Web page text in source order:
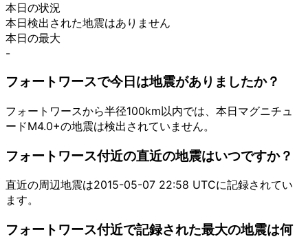
本日の状況
本日検出された地震はありません
本日の最大
-
フォートワースで今日は地震がありましたか？
フォートワースから半径100km以内では、本日マグニチュ
ードM4.0+の地震は検出されていません。
フォートワース付近の直近の地震はいつですか？
直近の周辺地震は2015-05-07 22:58 UTCに記録されてい
ます。
フォートワース付近で記録された最大の地震は何